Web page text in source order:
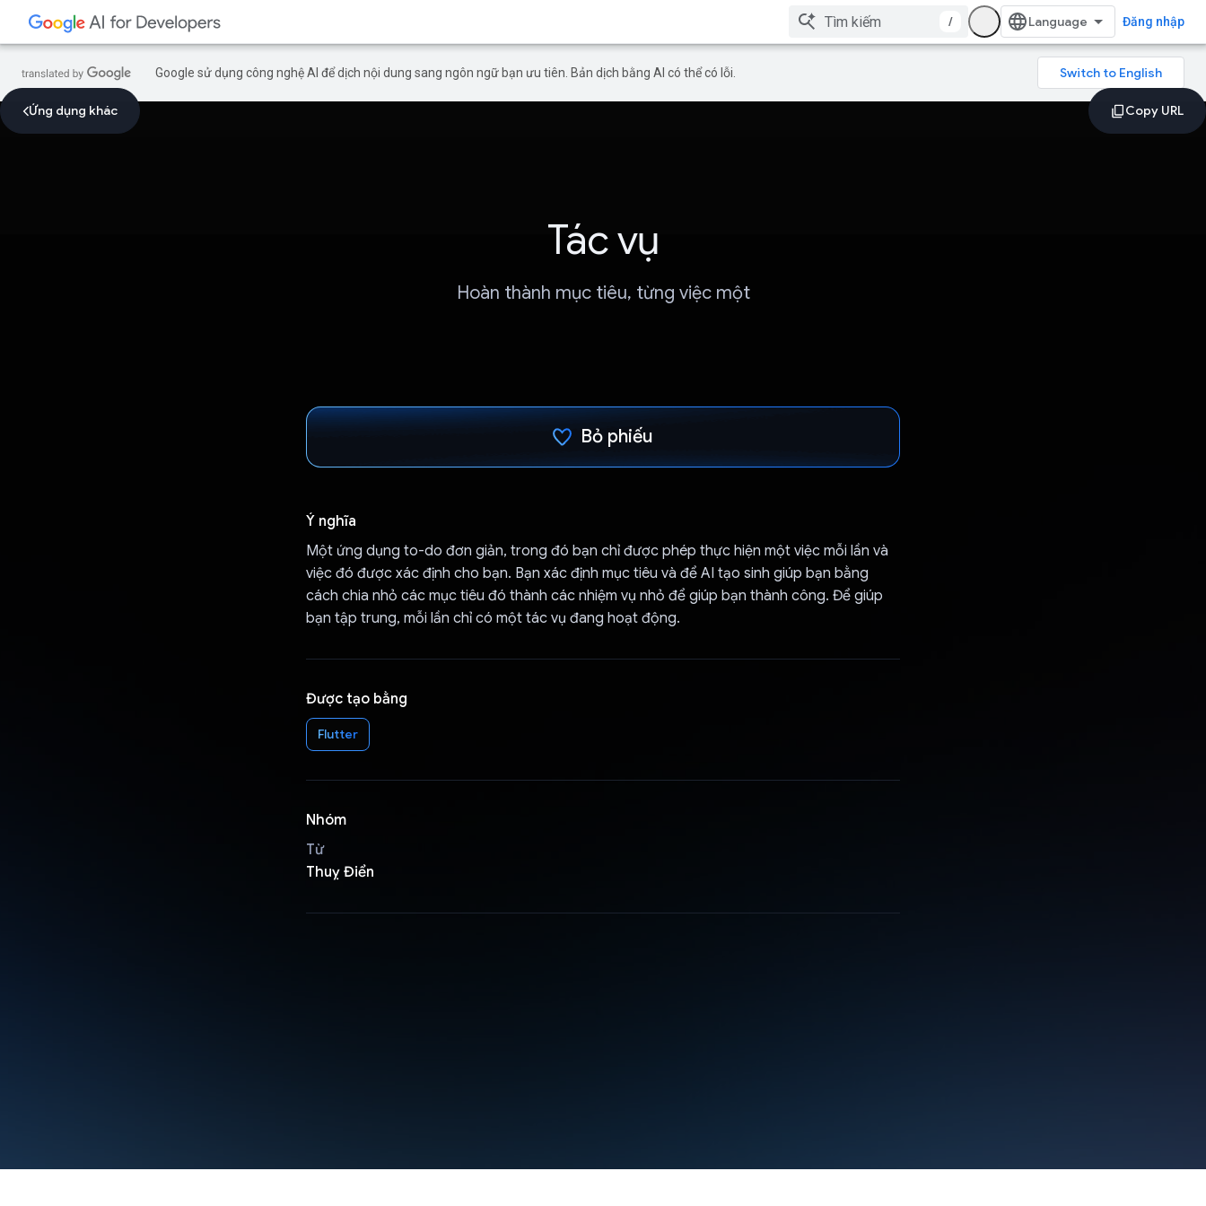
/ Đăng nhập
Google sử dụng công nghệ AI để dịch nội dung sang ngôn ngữ bạn ưu tiên. Bản dịch bằng AI có thể có lỗi.
Ứng dụng khác
Tác vụ
Hoàn thành mục tiêu, từng việc một
Bỏ phiếu
Ý nghĩa
Một ứng dụng to-do đơn giản, trong đó bạn chỉ được phép thực hiện một việc mỗi lần và
việc đó được xác định cho bạn. Bạn xác định mục tiêu và để AI tạo sinh giúp bạn bằng
cách chia nhỏ các mục tiêu đó thành các nhiệm vụ nhỏ để giúp bạn thành công. Để giúp
bạn tập trung, mỗi lần chỉ có một tác vụ đang hoạt động.
Được tạo bằng
Flutter
Nhóm
Từ
Thuỵ Điển